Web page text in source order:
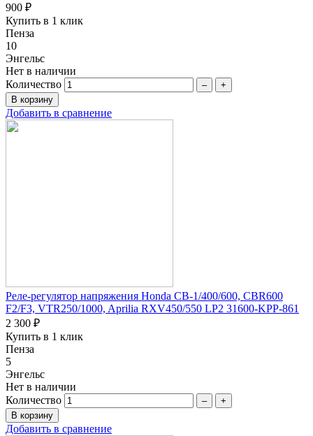
900 ₽
Купить в 1 клик
Пенза
10
Энгельс
Нет в наличии
Количество
– +
Добавить в сравнение
Реле-регулятор напряжения Honda CB-1/400/600, CBR600
F2/F3, VTR250/1000, Aprilia RXV450/550 LP2 31600-KPP-861
2 300 ₽
Купить в 1 клик
Пенза
5
Энгельс
Нет в наличии
Количество
– +
Добавить в сравнение